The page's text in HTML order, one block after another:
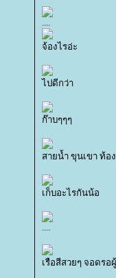
....
จ้องไรอ่ะ
ไปดีกว่า
ก๊าบๆๆๆ
สายน้ำ ขุนเขา ท้อ
เก็บอะไรกันน้อ
....
เรือสีสวยๆ จอดร